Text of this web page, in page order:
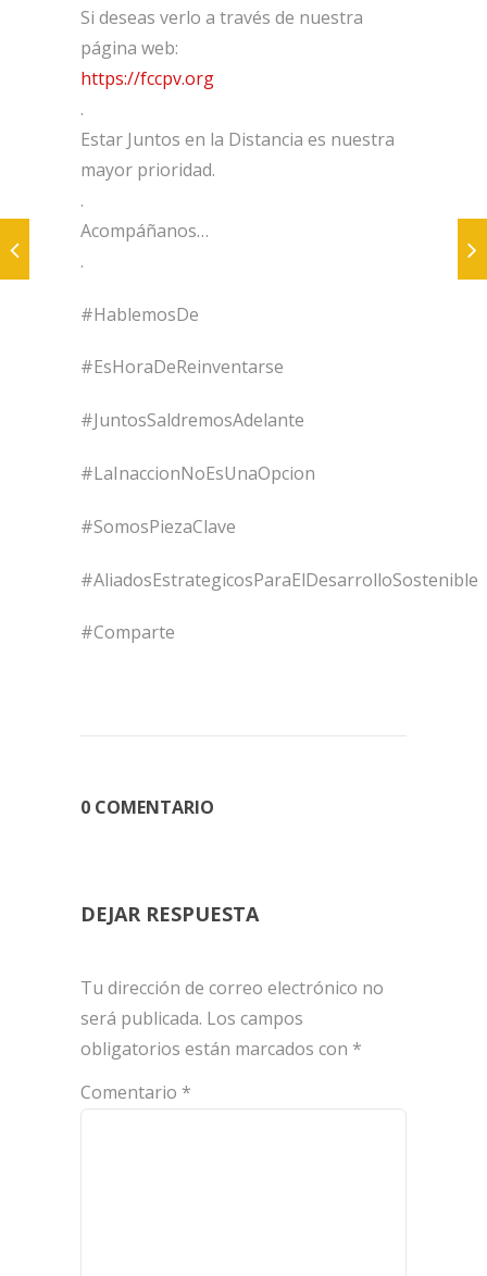
Si deseas verlo a través de nuestra
página web:
https://fccpv.org
.
Estar Juntos en la Distancia es nuestra
mayor prioridad.
.
Acompáñanos…
.
#HablemosDe
#EsHoraDeReinventarse
#JuntosSaldremosAdelante
#LaInaccionNoEsUnaOpcion
#SomosPiezaClave
#AliadosEstrategicosParaElDesarrolloSostenible
#Comparte
0 COMENTARIO
DEJAR RESPUESTA
Tu dirección de correo electrónico no
será publicada. Los campos
obligatorios están marcados con *
Comentario *